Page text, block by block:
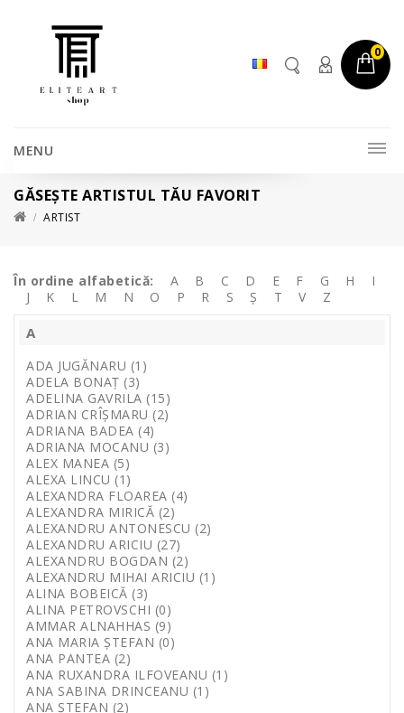
0
MENU
GĂSEŞTE ARTISTUL TĂU FAVORIT
ARTIST
În ordine alfabetică: A B C D E F G H
I
J
K L M N O P R S Ș T V Z
A
ADA JUGĂNARU (1)
ADELA BONAȚ (3)
ADELINA GAVRILA (15)
ADRIAN CRÎȘMARU (2)
ADRIANA BADEA (4)
ADRIANA MOCANU (3)
ALEX MANEA (5)
ALEXA LINCU (1)
ALEXANDRA FLOAREA (4)
ALEXANDRA MIRICĂ (2)
ALEXANDRU ANTONESCU (2)
ALEXANDRU ARICIU (27)
ALEXANDRU BOGDAN (2)
ALEXANDRU MIHAI ARICIU (1)
ALINA BOBEICĂ (3)
ALINA PETROVSCHI (0)
AMMAR ALNAHHAS (9)
ANA MARIA ȘTEFAN (0)
ANA PANTEA (2)
ANA RUXANDRA ILFOVEANU (1)
ANA SABINA DRINCEANU (1)
ANA ȘTEFAN (2)